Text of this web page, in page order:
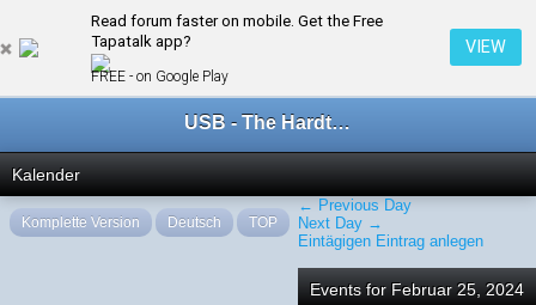
Read forum faster on mobile. Get the Free
Tapatalk app?
FREE - on Google Play
VIEW
← Februar 2024
USB - The Hardtechno Family
Kalender
← Previous Day
Next Day →
Eintägigen Eintrag anlegen
Events for Februar 25, 2024
Komplette Version Deutsch TOP